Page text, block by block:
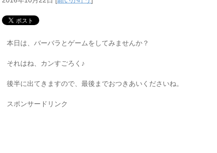
本日は、バーバラとゲームをしてみませんか？
それはね、カンすごろく♪
後半に出てきますので、最後までおつきあいくださいね。
スポンサードリンク